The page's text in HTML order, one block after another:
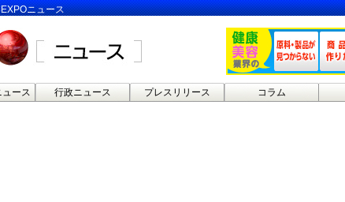
ニュース
ース 行政ニュース プレスリリース コラム